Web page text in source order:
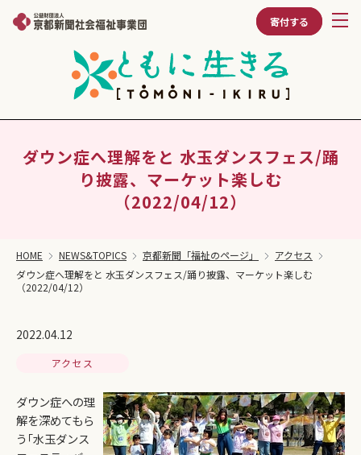
寄付する
ダウン症へ理解をと 水玉ダンスフェス/踊
り披露、マーケット楽しむ
（2022/04/12）
HOME NEWS&TOPICS 京都新聞「福祉のページ」
アクセス
ダウン症へ理解をと 水玉ダンスフェス/踊り披露、マーケット楽しむ
（2022/04/12）
2022.04.12
アクセス
ダウン症への理
解を深めてもら
う｢水玉ダンス